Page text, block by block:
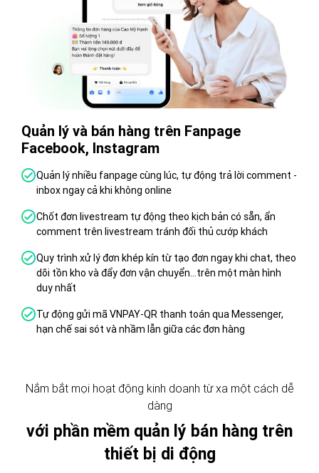
Quản lý và bán hàng trên Fanpage
Facebook, Instagram
Quản lý nhiều fanpage cùng lúc, tự động trả lời comment -
inbox ngay cả khi không online
Chốt đơn livestream tự động theo kịch bản có sẵn, ẩn
comment trên livestream tránh đối thủ cướp khách
Quy trình xử lý đơn khép kín từ tạo đơn ngay khi chat, theo
dõi tồn kho và đẩy đơn vận chuyển...trên một màn hình
duy nhất
Tự động gửi mã VNPAY-QR thanh toán qua Messenger,
hạn chế sai sót và nhầm lẫn giữa các đơn hàng
Nắm bắt mọi hoạt động kinh doanh từ xa một cách dễ
dàng
với phần mềm quản lý bán hàng trên
thiết bị di động